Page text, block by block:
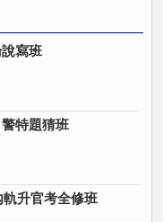
寫班
特題猜班
軌升官考全修班